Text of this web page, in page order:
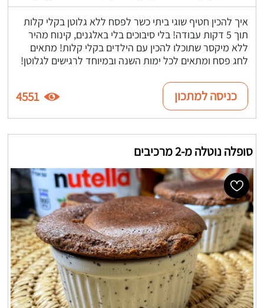
איך להכין חטיף שוגי ביתי כשר לפסח ללא גלוטן בקלי קלות
תוך 5 דקות עבודה! בלי סיבוכים בלי באלגנים, קינוח מהיר
ללא מיקסר שתוכלו להכין עם הילדים בקלי קלות! מתאים
לחג פסח ומתאים לכל ימות השנה ובמיוחד לרגישים לגלוטן!
כניסה למתכון 4551
סופלה נוטלה מ-2 מרכיבים